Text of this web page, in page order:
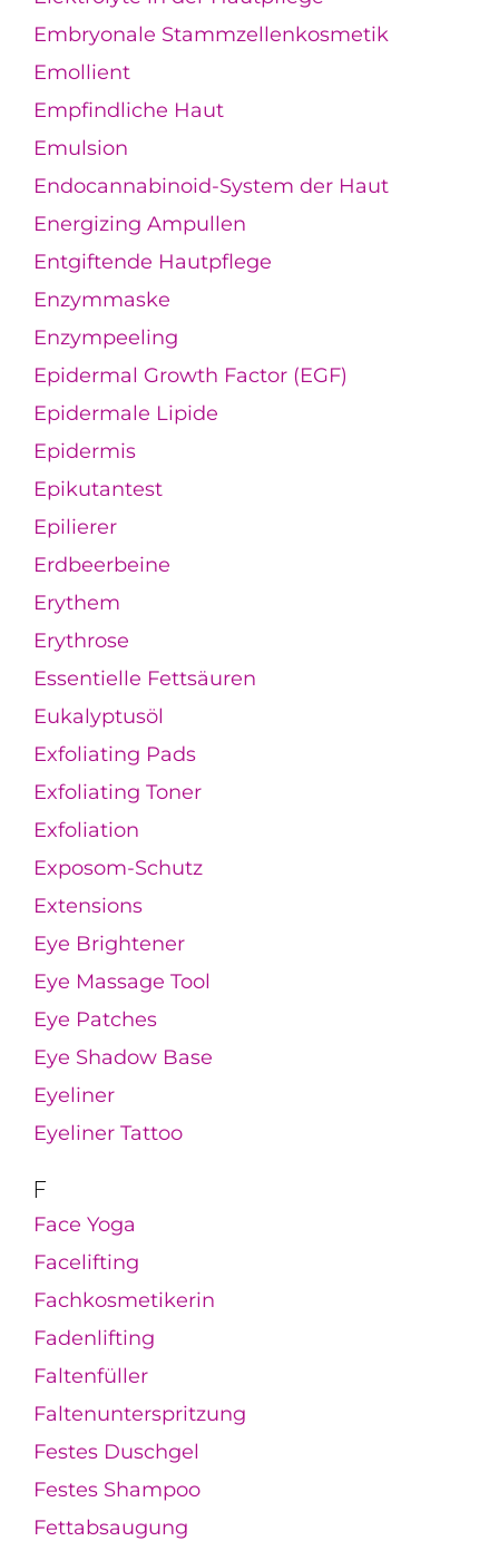
Embryonale Stammzellenkosmetik
Emollient
Empfindliche Haut
Emulsion
Endocannabinoid-System der Haut
Energizing Ampullen
Entgiftende Hautpflege
Enzymmaske
Enzympeeling
Epidermal Growth Factor (EGF)
Epidermale Lipide
Epidermis
Epikutantest
Epilierer
Erdbeerbeine
Erythem
Erythrose
Essentielle Fettsäuren
Eukalyptusöl
Exfoliating Pads
Exfoliating Toner
Exfoliation
Exposom-Schutz
Extensions
Eye Brightener
Eye Massage Tool
Eye Patches
Eye Shadow Base
Eyeliner
Eyeliner Tattoo
F
Face Yoga
Facelifting
Fachkosmetikerin
Fadenlifting
Faltenfüller
Faltenunterspritzung
Festes Duschgel
Festes Shampoo
Fettabsaugung